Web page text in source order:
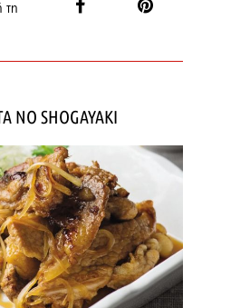
τη
NO SHOGAYAKI